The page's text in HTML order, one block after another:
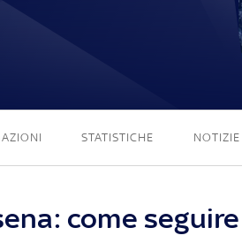
STATISTICHE NOTIZIE
come